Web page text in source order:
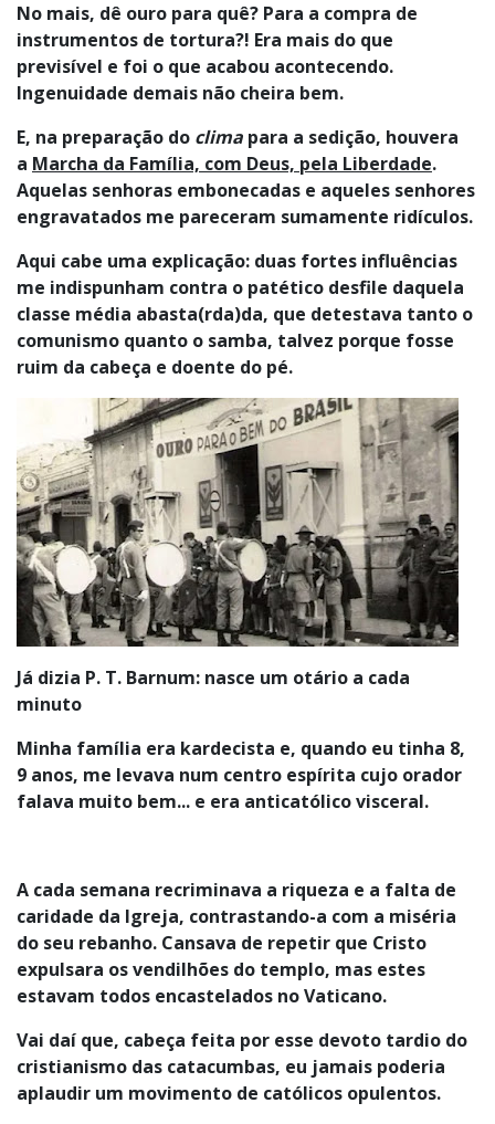
No mais, dê ouro para quê? Para a compra de
instrumentos de tortura?! Era mais do que
previsível e foi o que acabou acontecendo.
Ingenuidade demais não cheira bem.
E, na preparação do clima para a sedição, houvera
a Marcha da Família, com Deus, pela Liberdade.
Aquelas senhoras embonecadas e aqueles senhores
engravatados me pareceram sumamente ridículos.
Aqui cabe uma explicação: duas fortes influências
me indispunham contra o patético desfile daquela
classe média abasta(rda)da, que detestava tanto o
comunismo quanto o samba, talvez porque fosse
ruim da cabeça e doente do pé.
Já dizia P. T. Barnum: nasce um otário a cada
minuto
Minha família era kardecista e, quando eu tinha 8,
9 anos, me levava num centro espírita cujo orador
falava muito bem... e era anticatólico visceral.
A cada semana recriminava a riqueza e a falta de
caridade da Igreja, contrastando-a com a miséria
do seu rebanho. Cansava de repetir que Cristo
expulsara os vendilhões do templo, mas estes
estavam todos encastelados no Vaticano.
Vai daí que, cabeça feita por esse devoto tardio do
cristianismo das catacumbas, eu jamais poderia
aplaudir um movimento de católicos opulentos.